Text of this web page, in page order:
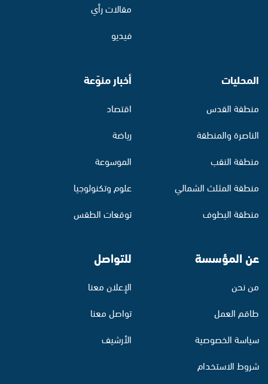
مقالات رأي
فيديو
المحليات
منطقة القدس
الناصرة والمنطقة
منطقة النقب
منطقة المثلث الشمالي
منطقة البطوف
أخبار منوّعة
اقتصاد
رياضة
الموسوعة
علوم وتكنولوجيا
توقعات الطقس
عن المؤسسة
من نحن
طاقم العمل
سياسة الخصوصية
شروط الاستخدام
للتواصل
الإعلان معنا
تواصل معنا
الأرشيف